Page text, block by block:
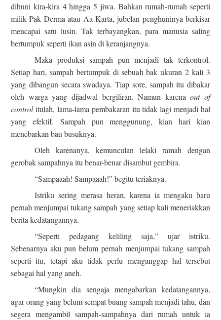
dihuni kira-kira 4 hingga 5 jiwa. Bahkan rumah-rumah seperti
milik Pak Derma atau Aa Karta, jubelan penghuninya berkisar
mencapai satu lusin. Tak terbayangkan, para manusia saling
bertumpuk seperti ikan asin di keranjangnya.
Maka produksi sampah pun menjadi tak terkontrol.
Setiap hari, sampah bertumpuk di sebuah bak ukuran 2 kali 3
yang dibangun secara swadaya. Tiap sore, sampah itu dibakar
oleh warga yang dijadwal bergiliran. Namun karenaout of
controlitulah, lama-lama pembakaran itu tidak lagi menjadi hal
yang efektif. Sampah pun menggunung, kian hari kian
menebarkan bau busuknya.
Oleh karenanya, kemunculan lelaki ramah dengan
gerobak sampahnya itu benar-benar disambut gembira.
“Sampaaah! Sampaaah!” begitu teriaknya.
Istriku sering merasa heran, karena ia mengaku baru
pernah menjumpai tukang sampah yang setiap kali meneriakkan
berita kedatangannya.
“Seperti pedagang keliling saja,” ujar istriku.
Sebenarnya aku pun belum pernah menjumpai tukang sampah
seperti itu, tetapi aku tidak perlu menganggap hal tersebut
sebagai hal yang aneh.
“Mungkin dia sengaja mengabarkan kedatangannya,
agar orang yang belum sempat buang sampah menjadi tahu, dan
segera mengambil sampah-sampahnya dari rumah untuk ia